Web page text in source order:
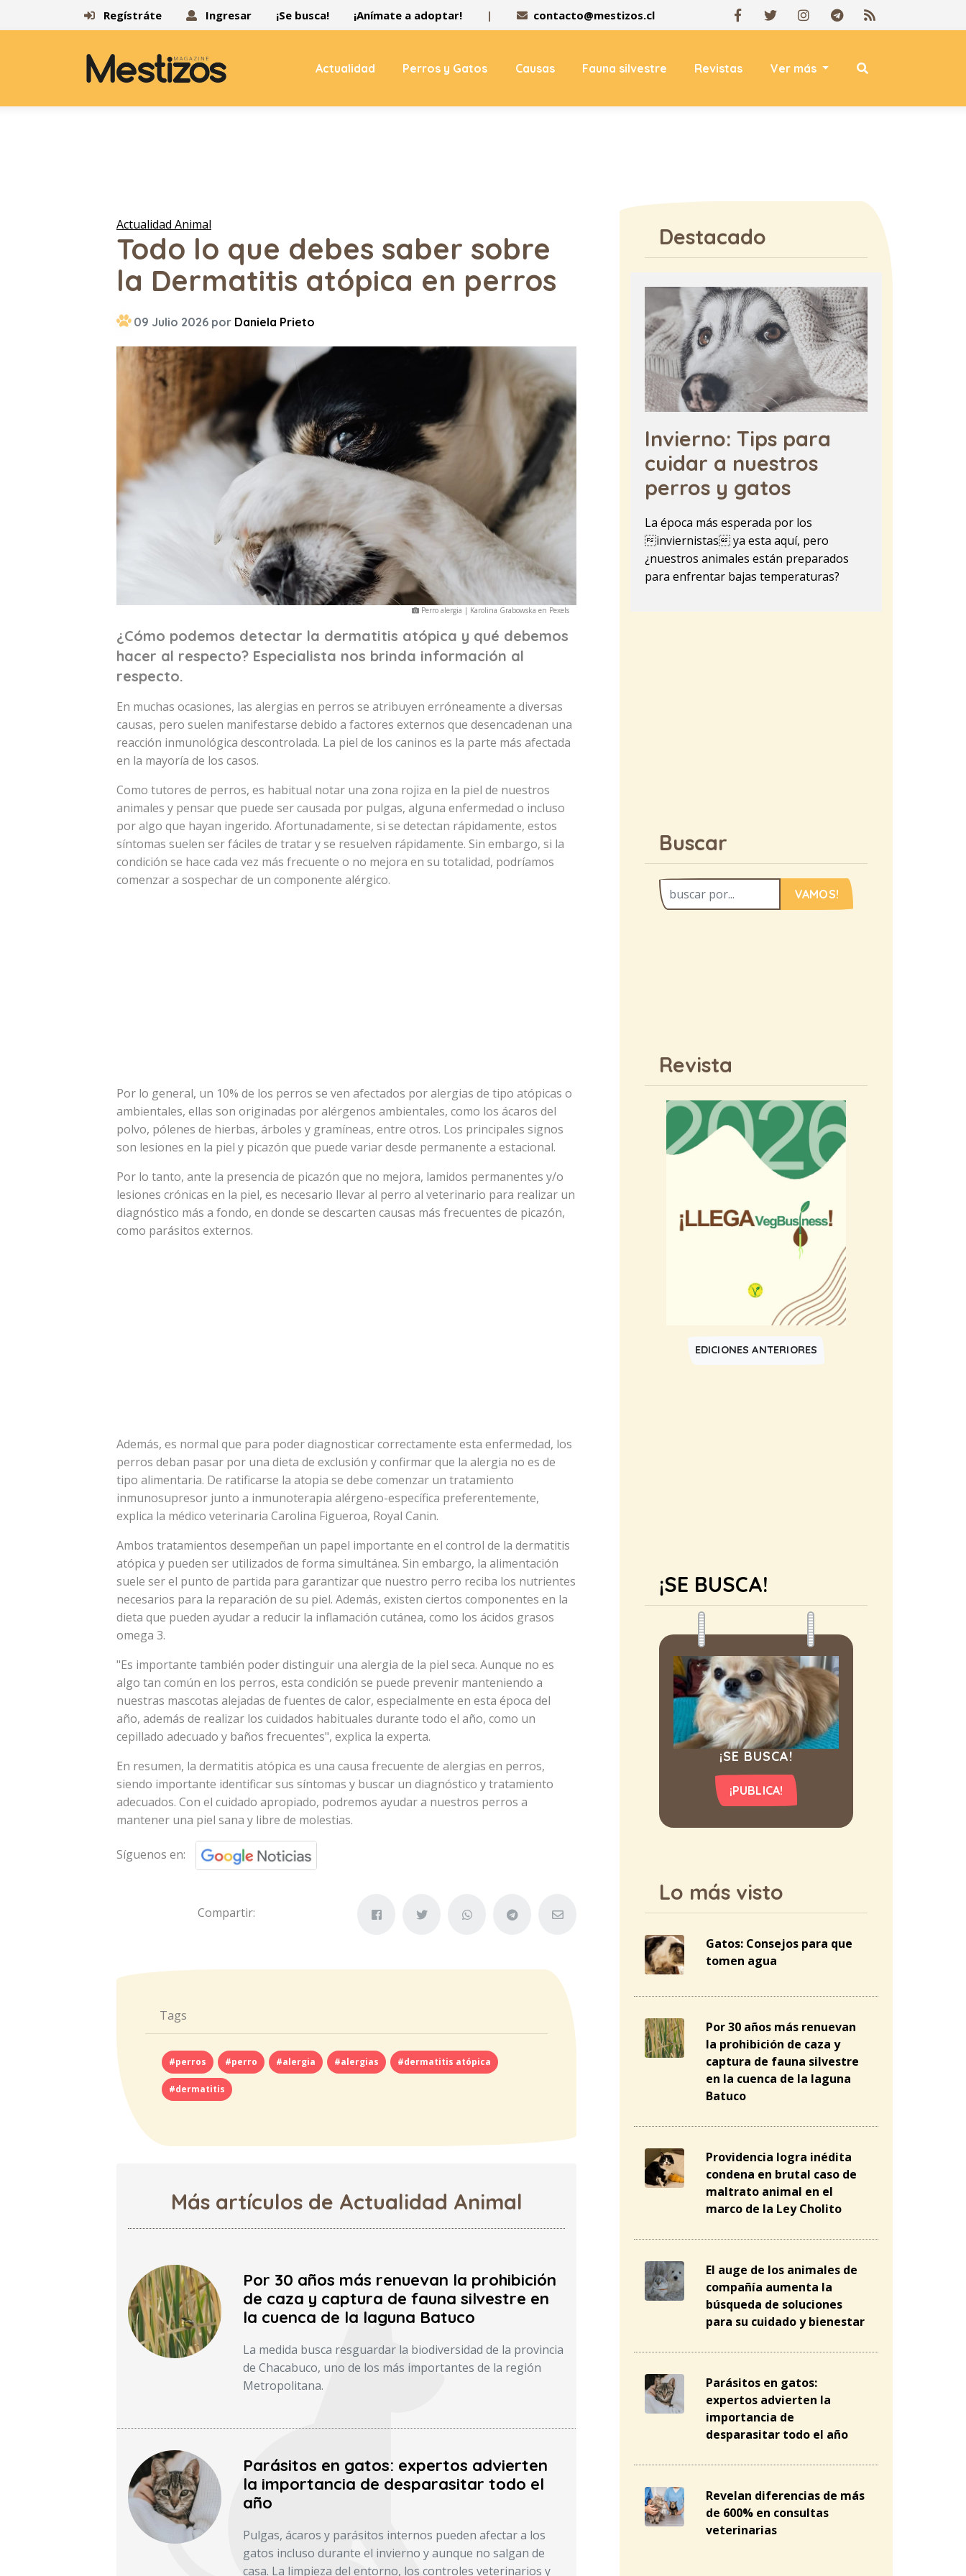
Regístráte Ingresar ¡Se busca! ¡Anímate a adoptar! | contacto@mestizos.cl
Actualidad Perros y Gatos Causas Fauna silvestre Revistas Ver más
Actualidad Animal
Todo lo que debes saber sobre
la Dermatitis atópica en perros
09 Julio 2026 por Daniela Prieto
Perro alergia | Karolina Grabowska en Pexels
¿Cómo podemos detectar la dermatitis atópica y qué debemos
hacer al respecto? Especialista nos brinda información al
respecto.
En muchas ocasiones, las alergias en perros se atribuyen erróneamente a diversas
causas, pero suelen manifestarse debido a factores externos que desencadenan una
reacción inmunológica descontrolada. La piel de los caninos es la parte más afectada
en la mayoría de los casos.
Como tutores de perros, es habitual notar una zona rojiza en la piel de nuestros
animales y pensar que puede ser causada por pulgas, alguna enfermedad o incluso
por algo que hayan ingerido. Afortunadamente, si se detectan rápidamente, estos
síntomas suelen ser fáciles de tratar y se resuelven rápidamente. Sin embargo, si la
condición se hace cada vez más frecuente o no mejora en su totalidad, podríamos
comenzar a sospechar de un componente alérgico.
Por lo general, un 10% de los perros se ven afectados por alergias de tipo atópicas o
ambientales, ellas son originadas por alérgenos ambientales, como los ácaros del
polvo, pólenes de hierbas, árboles y gramíneas, entre otros. Los principales signos
son lesiones en la piel y picazón que puede variar desde permanente a estacional.
Por lo tanto, ante la presencia de picazón que no mejora, lamidos permanentes y/o
lesiones crónicas en la piel, es necesario llevar al perro al veterinario para realizar un
diagnóstico más a fondo, en donde se descarten causas más frecuentes de picazón,
como parásitos externos.
Además, es normal que para poder diagnosticar correctamente esta enfermedad, los
perros deban pasar por una dieta de exclusión y confirmar que la alergia no es de
tipo alimentaria. De ratificarse la atopia se debe comenzar un tratamiento
inmunosupresor junto a inmunoterapia alérgeno-específica preferentemente,
explica la médico veterinaria Carolina Figueroa, Royal Canin.
Ambos tratamientos desempeñan un papel importante en el control de la dermatitis
atópica y pueden ser utilizados de forma simultánea. Sin embargo, la alimentación
suele ser el punto de partida para garantizar que nuestro perro reciba los nutrientes
necesarios para la reparación de su piel. Además, existen ciertos componentes en la
dieta que pueden ayudar a reducir la inflamación cutánea, como los ácidos grasos
omega 3.
"Es importante también poder distinguir una alergia de la piel seca. Aunque no es
algo tan común en los perros, esta condición se puede prevenir manteniendo a
nuestras mascotas alejadas de fuentes de calor, especialmente en esta época del
año, además de realizar los cuidados habituales durante todo el año, como un
cepillado adecuado y baños frecuentes", explica la experta.
En resumen, la dermatitis atópica es una causa frecuente de alergias en perros,
siendo importante identificar sus síntomas y buscar un diagnóstico y tratamiento
adecuados. Con el cuidado apropiado, podremos ayudar a nuestros perros a
mantener una piel sana y libre de molestias.
Síguenos en:
Compartir:
Tags
#perros #perro #alergia #alergias #dermatitis atópica
#dermatitis
Más artículos de Actualidad Animal
Por 30 años más renuevan la prohibición
de caza y captura de fauna silvestre en
la cuenca de la laguna Batuco
La medida busca resguardar la biodiversidad de la provincia
de Chacabuco, uno de los más importantes de la región
Metropolitana.
Parásitos en gatos: expertos advierten
la importancia de desparasitar todo el
año
Pulgas, ácaros y parásitos internos pueden afectar a los
gatos incluso durante el invierno y aunque no salgan de
casa. La limpieza del entorno, los controles veterinarios y
Destacado
Invierno: Tips para
cuidar a nuestros
perros y gatos
La época más esperada por los
inviernistas ya esta aquí, pero
¿nuestros animales están preparados
para enfrentar bajas temperaturas?
Buscar
VAMOS!
Revista
EDICIONES ANTERIORES
¡SE BUSCA!
¡SE BUSCA!
¡PUBLICA!
Lo más visto
Gatos: Consejos para que
tomen agua
Por 30 años más renuevan
la prohibición de caza y
captura de fauna silvestre
en la cuenca de la laguna
Batuco
Providencia logra inédita
condena en brutal caso de
maltrato animal en el
marco de la Ley Cholito
El auge de los animales de
compañía aumenta la
búsqueda de soluciones
para su cuidado y bienestar
Parásitos en gatos:
expertos advierten la
importancia de
desparasitar todo el año
Revelan diferencias de más
de 600% en consultas
veterinarias